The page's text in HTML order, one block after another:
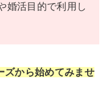
婚活目的で利用し
ズから始めてみませ